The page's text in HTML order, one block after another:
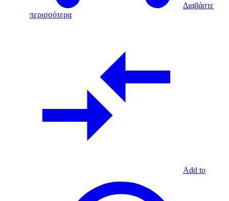
Διαβάστε
περισσότερα
Add to